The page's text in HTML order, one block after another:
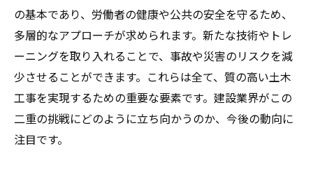
の基本であり、労働者の健康や公共の安全を守るため、
多層的なアプローチが求められます。新たな技術やトレ
ーニングを取り入れることで、事故や災害のリスクを減
少させることができます。これらは全て、質の高い土木
工事を実現するための重要な要素です。建設業界がこの
二重の挑戦にどのように立ち向かうのか、今後の動向に
注目です。